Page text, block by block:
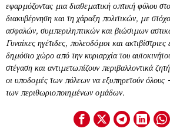
εφαρμόζοντας μια διαθεματική οπτική φύλου
διακυβέρνηση και τη χάραξη πολιτικών, με
ασφαλών, συμπεριληπτικών και βιώσιμων
Γυναίκες ηγέτιδες, πολεοδόμοι και
δημόσιο χώρο από την κυριαρχία του
στέγαση και αντιμετωπίζουν περιβαλλοντικά
οι υποδομές των πόλεων να εξυπηρετούν
των περιθωριοποιημένων ομάδων.